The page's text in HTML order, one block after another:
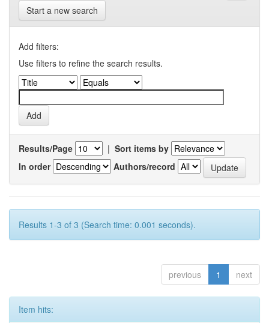
Start a new search
Add filters:
Use filters to refine the search results.
Results/Page | Sort items by
In order
Authors/record
Results 1-3 of 3 (Search time: 0.001 seconds).
previous 1 next
Item hits: